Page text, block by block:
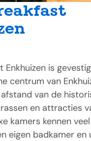
Enkhuizen is
centrum van
van de
en attracties
kamers kennen
eigen badkamer